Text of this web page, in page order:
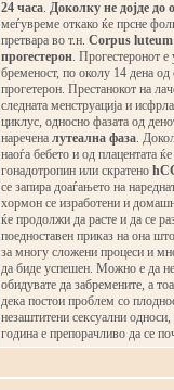
24 часа. Доколку не дојде до
меѓувреме откако ќе прсне
претвара во т.н. Corpus luteum
прогестерон. Прогестеронот е
бременост, по околу 14 дена од
прогетерон. Престанокот на
следната менструација и
циклус, односно фазата од
наречена лутеална фаза.
наоѓа бебето и од плацентата
гонадотропин или скратено
се запира доаѓањето на
хормон се изработени и
ќе продолжи да расте и да се
поедноставен приказ на она
за многу сложени процеси и
да биде успешен. Можно е да
обидувате да забремените, а
дека постои проблем со
незаштитени сексуални
година е препорачливо да се